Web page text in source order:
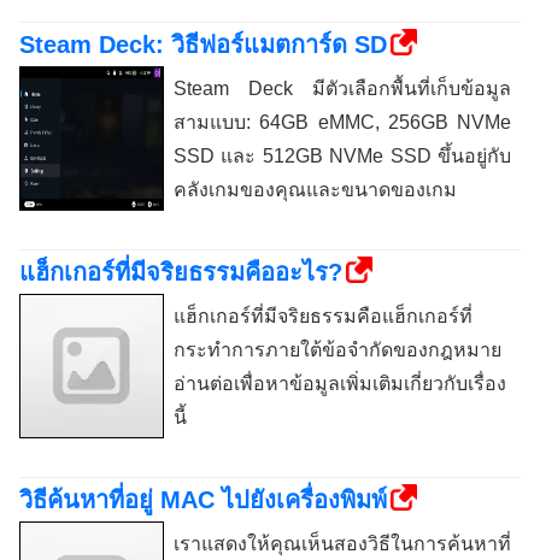
Steam Deck: วิธีฟอร์แมตการ์ด SD
Steam Deck มีตัวเลือกพื้นที่เก็บข้อมูล
สามแบบ: 64GB eMMC, 256GB NVMe
SSD และ 512GB NVMe SSD ขึ้นอยู่กับ
คลังเกมของคุณและขนาดของเกม
แฮ็กเกอร์ที่มีจริยธรรมคืออะไร?
แฮ็กเกอร์ที่มีจริยธรรมคือแฮ็กเกอร์ที่
กระทำการภายใต้ข้อจำกัดของกฎหมาย
อ่านต่อเพื่อหาข้อมูลเพิ่มเติมเกี่ยวกับเรื่อง
นี้
วิธีค้นหาที่อยู่ MAC ไปยังเครื่องพิมพ์
เราแสดงให้คุณเห็นสองวิธีในการค้นหาที่